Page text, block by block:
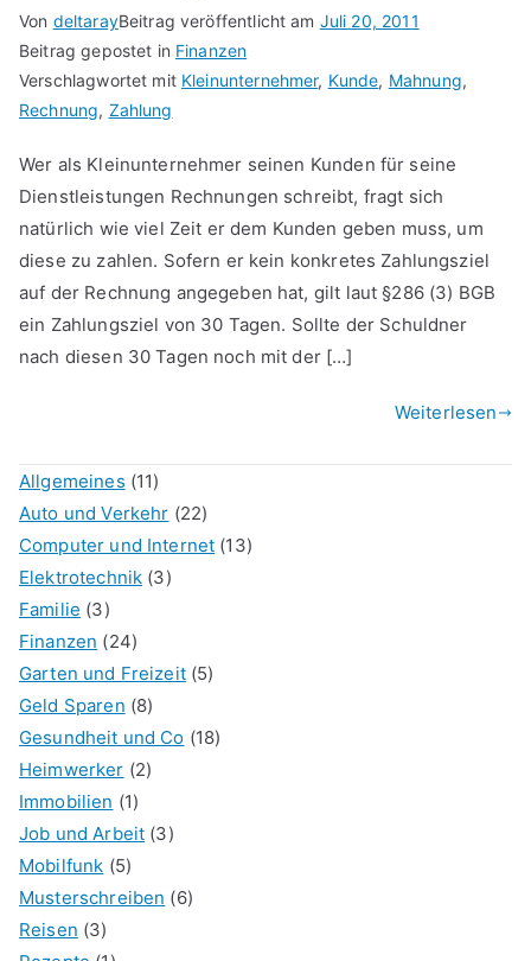
Von deltarayBeitrag veröffentlicht am Juli 20, 2011
Beitrag gepostet in Finanzen
Verschlagwortet mit Kleinunternehmer, Kunde, Mahnung,
Rechnung, Zahlung
Wer als Kleinunternehmer seinen Kunden für seine
Dienstleistungen Rechnungen schreibt, fragt sich
natürlich wie viel Zeit er dem Kunden geben muss, um
diese zu zahlen. Sofern er kein konkretes Zahlungsziel
auf der Rechnung angegeben hat, gilt laut §286 (3) BGB
ein Zahlungsziel von 30 Tagen. Sollte der Schuldner
nach diesen 30 Tagen noch mit der […]
Weiterlesen
Allgemeines (11)
Auto und Verkehr (22)
Computer und Internet (13)
Elektrotechnik (3)
Familie (3)
Finanzen (24)
Garten und Freizeit(5)
Geld Sparen (8)
Gesundheit und Co (18)
Heimwerker (2)
Immobilien (1)
Job und Arbeit (3)
Mobilfunk (5)
Musterschreiben (6)
Reisen (3)